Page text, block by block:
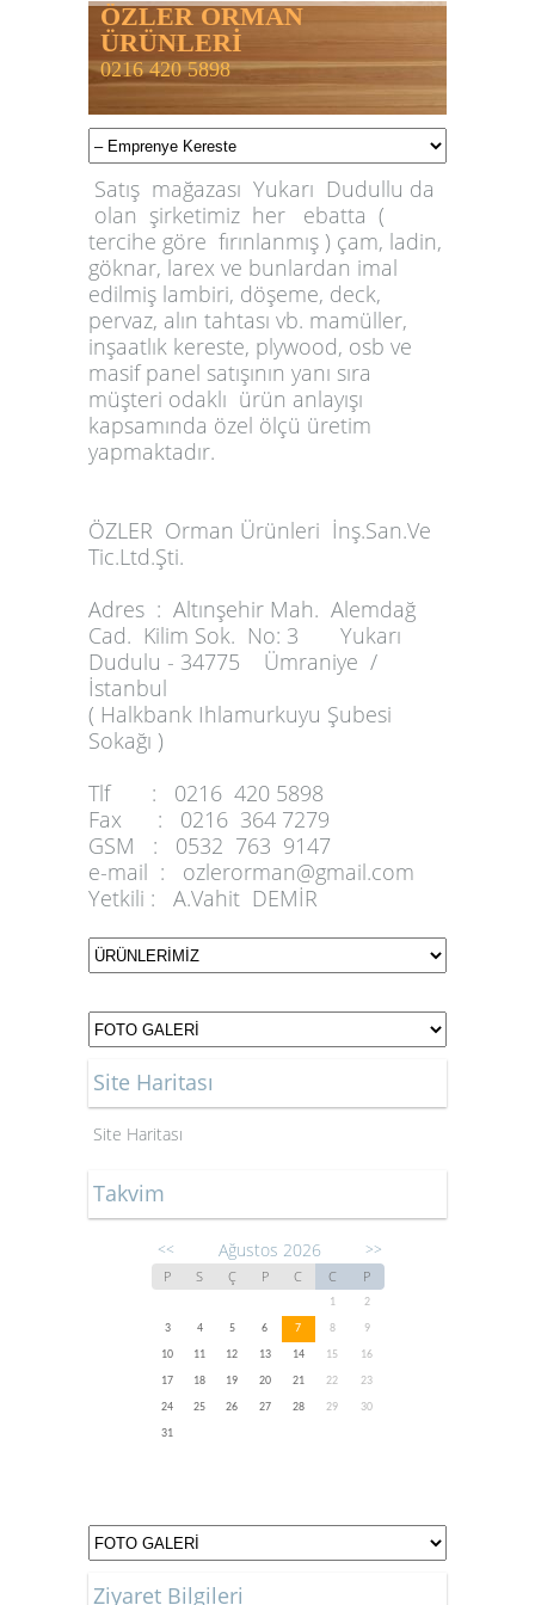
ÖZLER ORMAN
ÜRÜNLERİ
0216 420 5898
Satış mağazası Yukarı Dudullu da
olan şirketimiz her ebatta (
tercihe göre fırınlanmış ) çam, ladin,
göknar, larex ve bunlardan imal
edilmiş lambiri, döşeme, deck,
pervaz, alın tahtası vb. mamüller,
inşaatlık kereste, plywood, osb ve
masif panel satışının yanı sıra
müşteri odaklı ürün anlayışı
kapsamında özel ölçü üretim
yapmaktadır.
ÖZLER Orman Ürünleri İnş.San.Ve
Tic.Ltd.Şti.
Adres : Altınşehir Mah. Alemdağ
Cad. Kilim Sok. No: 3 Yukarı
Dudulu - 34775 Ümraniye /
İstanbul
( Halkbank Ihlamurkuyu Şubesi
Sokağı )
Tlf :
0216 420 5898
Fax :
0216 364 7279
GSM :
0532 763 9147
e-mail :
ozlerorman@gmail.com
Yetkili :
A.Vahit DEMİR
Site Haritası
Site Haritası
Takvim
<< Ağustos 2026 >>
P S Ç P C C P
1
2
3
4 5 6 7 8
9
10
11 12 13 14 15
16
17
18 19 20 21 22
23
24
25 26 27 28 29
30
31
Ziyaret Bilgileri